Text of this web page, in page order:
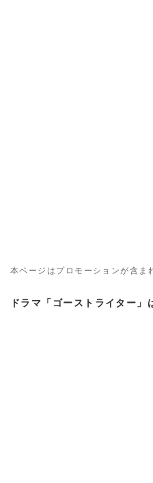
本ページはプロモーションが含ま
ドラマ「ゴーストライター」